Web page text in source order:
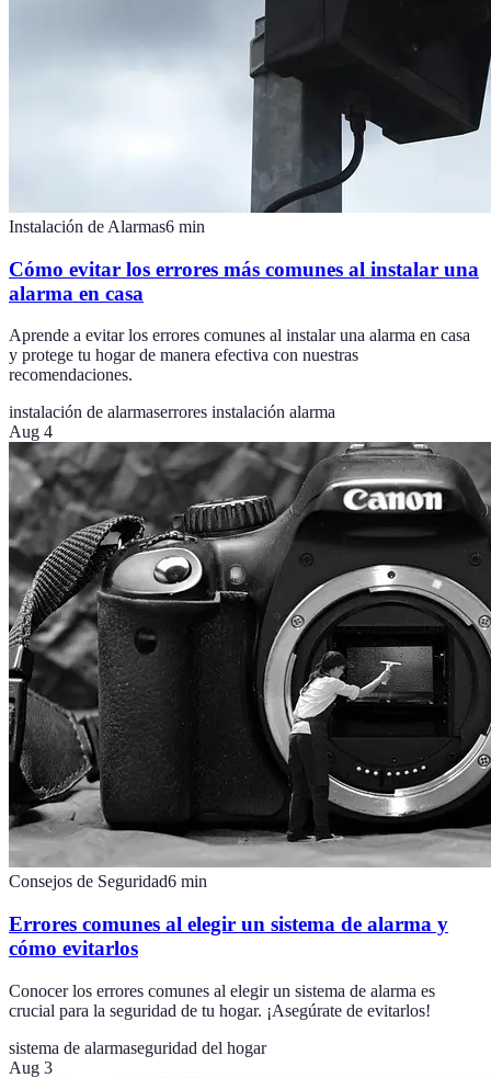
Instalación de Alarmas6 min
Cómo evitar los errores más comunes al instalar una
alarma en casa
Aprende a evitar los errores comunes al instalar una alarma en casa
y protege tu hogar de manera efectiva con nuestras
recomendaciones.
instalación de alarmaserrores instalación alarma
Aug 4
Consejos de Seguridad6 min
Errores comunes al elegir un sistema de alarma y
cómo evitarlos
Conocer los errores comunes al elegir un sistema de alarma es
crucial para la seguridad de tu hogar. ¡Asegúrate de evitarlos!
sistema de alarmaseguridad del hogar
Aug 3